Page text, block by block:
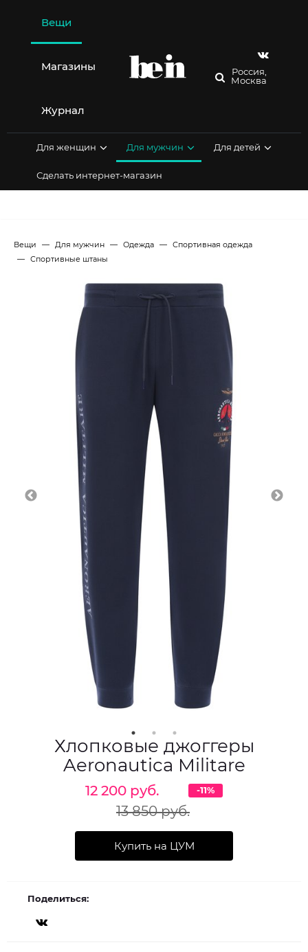
содержимому
Вещи
Магазины
Журнал
Россия,
Москва
Для женщин Для мужчин Для детей
Сделать интернет-магазин
Вещи Для мужчин Одежда
Спортивная одежда
Спортивные штаны
Хлопковые джоггеры
Aeronautica Militare
12 200 руб.
13 850 руб.
-11%
Купить на ЦУМ
Поделиться: